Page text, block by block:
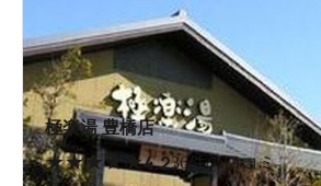
極楽湯 豊橋店
★★★★★4.236件の口コミ